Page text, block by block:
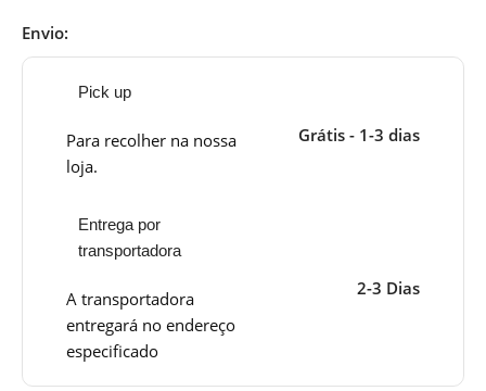
Envio:
Pick up
Para recolher na nossa
loja.
Grátis - 1-3 dias
Entrega por
transportadora
A transportadora
entregará no endereço
especificado
2-3 Dias